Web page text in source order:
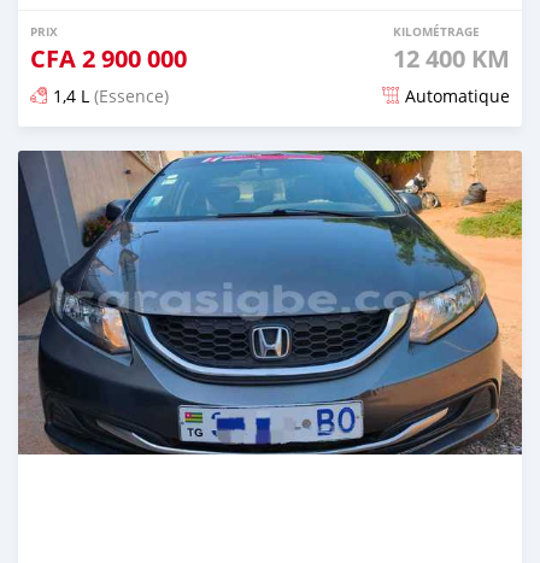
PRIX
CFA2 900 000
KILOMÉTRAGE
12 400 KM
1,4 L (Essence) Automatique
Publié il y a environ un mois